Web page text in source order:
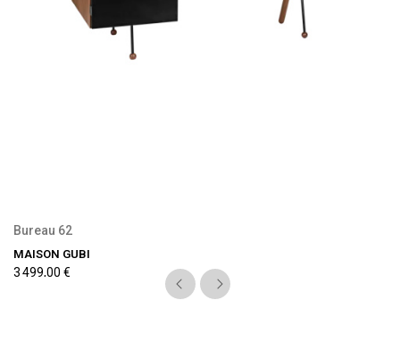
Bureau 62
MAISON GUBI
Précommande disponible
3 499,00 €